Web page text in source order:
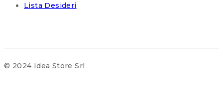
Lista Desideri
© 2024 Idea Store Srl